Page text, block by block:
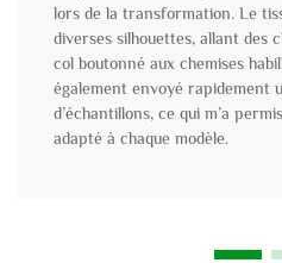
lors de la transformation. Le
diverses silhouettes, allant des
col boutonné aux chemises
également envoyé rapidement
d’échantillons, ce qui m’a
adapté à chaque modèle.